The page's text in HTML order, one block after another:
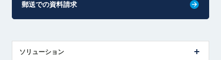
郵送での資料請求
ソリューション